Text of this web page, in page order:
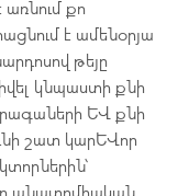
քո
է ամենօրյա
թեյը
կնպաստի քնի
և քնի
շատ կարևոր
անատոմիական